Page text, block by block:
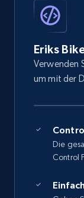
Eriks
Verwenden
um mit der
Die
Control